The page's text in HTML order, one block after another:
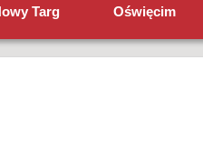
Targ Oświęcim